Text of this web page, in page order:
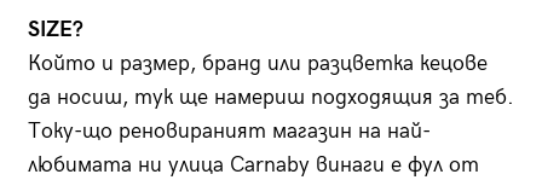
SIZE?
Който и размер, бранд или разцветка кецове
да носиш, тук ще намериш подходящия за теб.
Току-що реновираният магазин на най-
любимата ни улица Carnaby винаги е фул от